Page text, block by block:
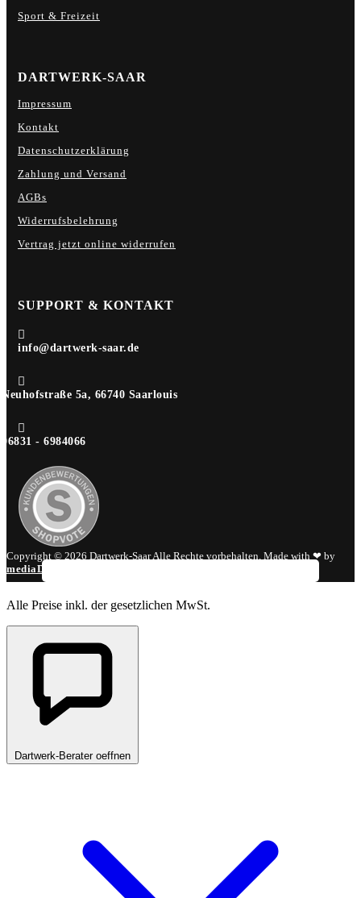
Sport & Freizeit
DARTWERK-SAAR
Impressum
Kontakt
Datenschutzerklärung
Zahlung und Versand
AGBs
Widerrufsbelehrung
Vertrag jetzt online widerrufen
SUPPORT & KONTAKT

info@dartwerk-saar.de

Neuhofstraße 5a, 66740 Saarlouis

06831 - 6984066
Copyright © 2026 Dartwerk-Saar Alle Rechte vorbehalten. Made with ❤ by
mediaDIV
Alle Preise inkl. der gesetzlichen MwSt.
Dartwerk-Berater oeffnen